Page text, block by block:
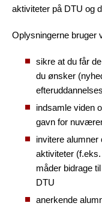
aktiviteter på DTU og
Oplysningerne bruger
sikre at du får
du ønsker
indsamle viden
gavn for
invitere alumner
aktiviteter
måder bidrage
DTU
anerkende